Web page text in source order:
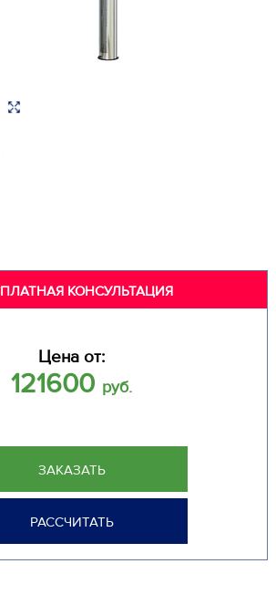
КОНСУЛЬТАЦИЯ
Цена от:
121600 руб.
ЗАКАЗАТЬ
РАССЧИТАТЬ